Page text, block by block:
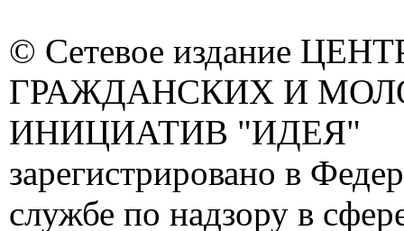
© Сетевое издание
ГРАЖДАНСКИХ И
ИНИЦИАТИВ "ИДЕЯ"
зарегистрировано в
службе по надзору в